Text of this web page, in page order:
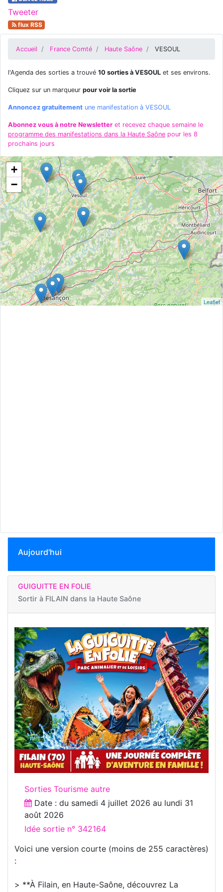
Tweeter
flux RSS
Accueil France Comté Haute Saône VESOUL
l'Agenda des sorties a trouvé 10 sorties à VESOUL et ses environs.
Cliquez sur un marqueur pour voir la sortie
Annoncez gratuitement une manifestation à VESOUL
Abonnez vous à notre Newsletter et recevez chaque semaine le
programme des manifestations dans la Haute Saône pour les 8
prochains jours
+
−
Leaflet
Aujourd'hui
GUIGUITTE EN FOLIE
Sortir à FILAIN dans la Haute Saône
Sorties Tourisme autre
Date : du samedi 4 juillet 2026 au lundi 31
août 2026
Idée sortie n° 342164
Voici une version courte (moins de 255 caractères)
:
> **À Filain, en Haute-Saône, découvrez La